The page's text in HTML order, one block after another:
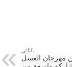
التالي
مهرجان العسل